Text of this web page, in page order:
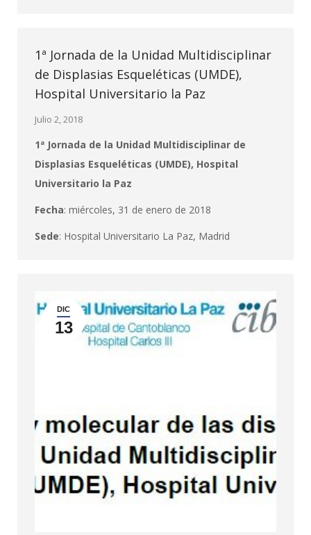
1ª Jornada de la Unidad Multidisciplinar
de Displasias Esqueléticas (UMDE),
Hospital Universitario la Paz
Julio 2, 2018
1ª Jornada de la Unidad Multidisciplinar de
Displasias Esqueléticas (UMDE), Hospital
Universitario la Paz
Fecha: miércoles, 31 de enero de 2018
Sede: Hospital Universitario La Paz, Madrid
DIC
13